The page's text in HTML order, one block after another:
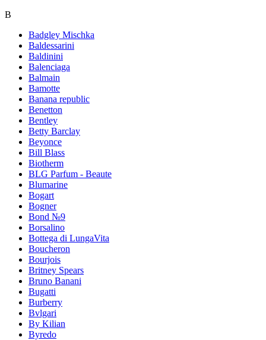
B
Badgley Mischka
Baldessarini
Baldinini
Balenciaga
Balmain
Bamotte
Banana republic
Benetton
Bentley
Betty Barclay
Beyonce
Bill Blass
Biotherm
BLG Parfum - Beaute
Blumarine
Bogart
Bogner
Bond №9
Borsalino
Bottega di LungaVita
Boucheron
Bourjois
Britney Spears
Bruno Banani
Bugatti
Burberry
Bvlgari
By Kilian
Byredo